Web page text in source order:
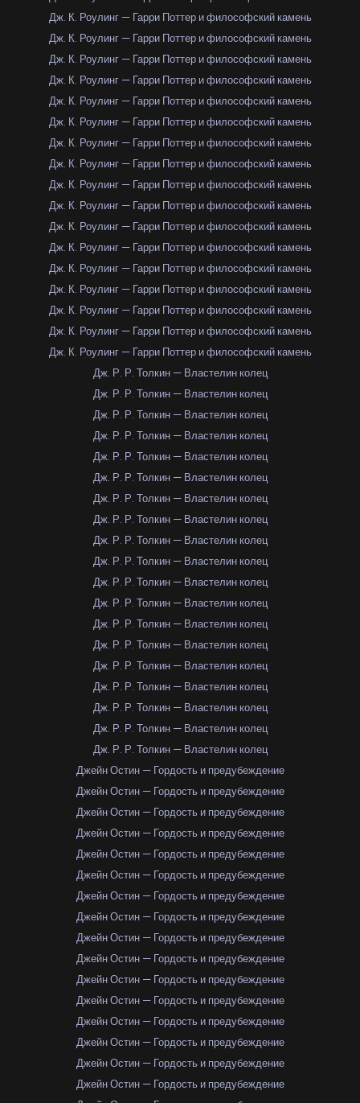
Дж. К. Роулинг — Гарри Поттер и философский камень
Дж. К. Роулинг — Гарри Поттер и философский камень
Дж. К. Роулинг — Гарри Поттер и философский камень
Дж. К. Роулинг — Гарри Поттер и философский камень
Дж. К. Роулинг — Гарри Поттер и философский камень
Дж. К. Роулинг — Гарри Поттер и философский камень
Дж. К. Роулинг — Гарри Поттер и философский камень
Дж. К. Роулинг — Гарри Поттер и философский камень
Дж. К. Роулинг — Гарри Поттер и философский камень
Дж. К. Роулинг — Гарри Поттер и философский камень
Дж. К. Роулинг — Гарри Поттер и философский камень
Дж. К. Роулинг — Гарри Поттер и философский камень
Дж. К. Роулинг — Гарри Поттер и философский камень
Дж. К. Роулинг — Гарри Поттер и философский камень
Дж. К. Роулинг — Гарри Поттер и философский камень
Дж. К. Роулинг — Гарри Поттер и философский камень
Дж. К. Роулинг — Гарри Поттер и философский камень
Дж. Р. Р. Толкин — Властелин колец
Дж. Р. Р. Толкин — Властелин колец
Дж. Р. Р. Толкин — Властелин колец
Дж. Р. Р. Толкин — Властелин колец
Дж. Р. Р. Толкин — Властелин колец
Дж. Р. Р. Толкин — Властелин колец
Дж. Р. Р. Толкин — Властелин колец
Дж. Р. Р. Толкин — Властелин колец
Дж. Р. Р. Толкин — Властелин колец
Дж. Р. Р. Толкин — Властелин колец
Дж. Р. Р. Толкин — Властелин колец
Дж. Р. Р. Толкин — Властелин колец
Дж. Р. Р. Толкин — Властелин колец
Дж. Р. Р. Толкин — Властелин колец
Дж. Р. Р. Толкин — Властелин колец
Дж. Р. Р. Толкин — Властелин колец
Дж. Р. Р. Толкин — Властелин колец
Дж. Р. Р. Толкин — Властелин колец
Дж. Р. Р. Толкин — Властелин колец
Джейн Остин — Гордость и предубеждение
Джейн Остин — Гордость и предубеждение
Джейн Остин — Гордость и предубеждение
Джейн Остин — Гордость и предубеждение
Джейн Остин — Гордость и предубеждение
Джейн Остин — Гордость и предубеждение
Джейн Остин — Гордость и предубеждение
Джейн Остин — Гордость и предубеждение
Джейн Остин — Гордость и предубеждение
Джейн Остин — Гордость и предубеждение
Джейн Остин — Гордость и предубеждение
Джейн Остин — Гордость и предубеждение
Джейн Остин — Гордость и предубеждение
Джейн Остин — Гордость и предубеждение
Джейн Остин — Гордость и предубеждение
Джейн Остин — Гордость и предубеждение